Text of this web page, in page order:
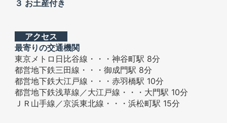
３ お土産付き
アクセス
最寄りの交通機関
東京メトロ日比谷線・・・神谷町駅 8分
都営地下鉄三田線・・・御成門駅 8分
都営地下鉄大江戸線・・・赤羽橋駅 10分
都営地下鉄浅草線／大江戸線・・・大門駅 10分
ＪＲ山手線／京浜東北線・・・浜松町駅 15分